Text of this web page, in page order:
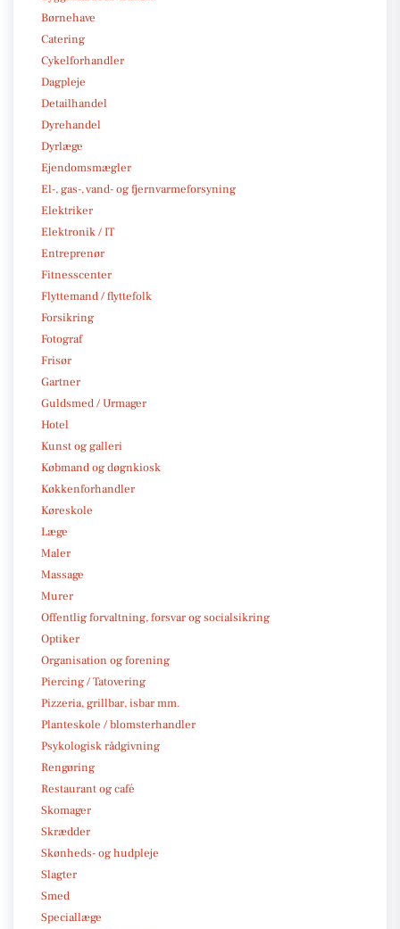
Børnehave
Catering
Cykelforhandler
Dagpleje
Detailhandel
Dyrehandel
Dyrlæge
Ejendomsmægler
El-, gas-, vand- og fjernvarmeforsyning
Elektriker
Elektronik / IT
Entreprenør
Fitnesscenter
Flyttemand / flyttefolk
Forsikring
Fotograf
Frisør
Gartner
Guldsmed / Urmager
Hotel
Kunst og galleri
Købmand og døgnkiosk
Køkkenforhandler
Køreskole
Læge
Maler
Massage
Murer
Offentlig forvaltning, forsvar og socialsikring
Optiker
Organisation og forening
Piercing / Tatovering
Pizzeria, grillbar, isbar mm.
Planteskole / blomsterhandler
Psykologisk rådgivning
Rengøring
Restaurant og café
Skomager
Skrædder
Skønheds- og hudpleje
Slagter
Smed
Speciallæge